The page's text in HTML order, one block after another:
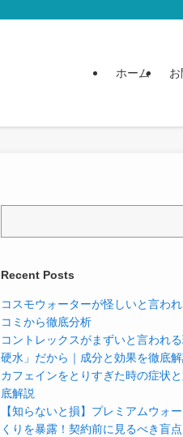
ホーム
Recent Posts
コスモウォーターが怪しいと言わ
コミから徹底分析
コントレックスがまずいと言われ
硬水」だから｜成分と効果を徹底解
カフェインをとりすぎた時の症状
底解説
【知らないと損】プレミアムウォ
くりを暴露！契約前に見るべき盲